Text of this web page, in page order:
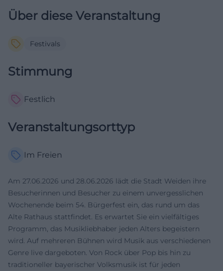
Über diese Veranstaltung
Festivals
Stimmung
Festlich
Veranstaltungsorttyp
Im Freien
Am 27.06.2026 und 28.06.2026 lädt die Stadt Weiden ihre
Besucherinnen und Besucher zu einem unvergesslichen
Wochenende beim 54. Bürgerfest ein, das rund um das
Alte Rathaus stattfindet. Es erwartet Sie ein vielfältiges
Programm, das Musikliebhaber jeden Alters begeistern
wird. Auf mehreren Bühnen wird Musik aus verschiedenen
Genre live dargeboten. Von Rock über Pop bis hin zu
traditioneller bayerischer Volksmusik ist für jeden